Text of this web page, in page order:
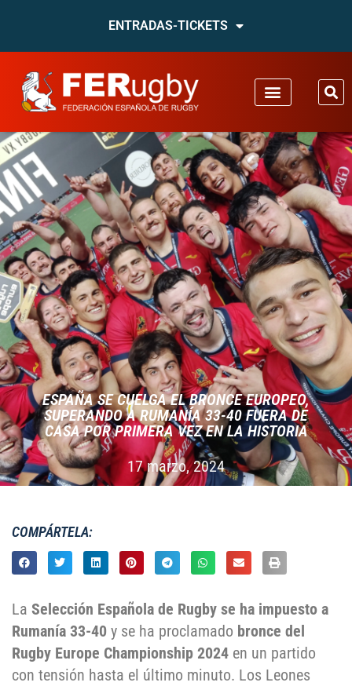
ENTRADAS-TICKETS
ESPAÑA SE CUELGA EL BRONCE EUROPEO,
SUPERANDO A RUMANÍA 33-40 FUERA DE
CASA POR PRIMERA VEZ EN LA HISTORIA
17 marzo, 2024
COMPÁRTELA:
La Selección Española de Rugby se ha impuesto a
Rumanía 33-40 y se ha proclamado bronce del
Rugby Europe Championship 2024 en un partido
con tensión hasta el último minuto. Los Leones